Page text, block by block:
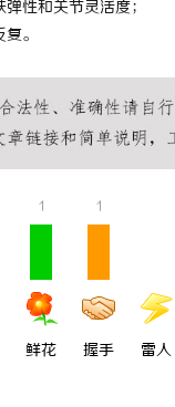
性和关节灵活度；
。
1
鲜花
1
握手 雷人